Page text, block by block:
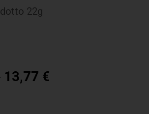
22g
13,77 €